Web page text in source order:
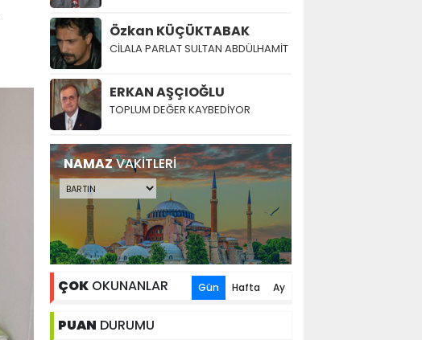
Özkan KÜÇÜKTABAK
CİLALA PARLAT SULTAN ABDÜLHAMİT
ERKAN AŞÇIOĞLU
TOPLUM DEĞER KAYBEDİYOR
NAMAZVAKİTLERİ
ÇOK OKUNANLAR Gün Hafta Ay
PUAN DURUMU